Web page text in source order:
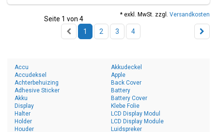
* exkl. MwSt. zzgl. Versandkosten
Seite 1 von 4
1
2 3 4
Accu
Accudeksel
Achterbehuizing
Adhesive Sticker
Akku
Akkudeckel
Apple
Back Cover
Battery
Battery Cover
Display
Halter
Holder
Houder
Klebe Folie
LCD Display Modul
LCD Display Module
Luidspreker